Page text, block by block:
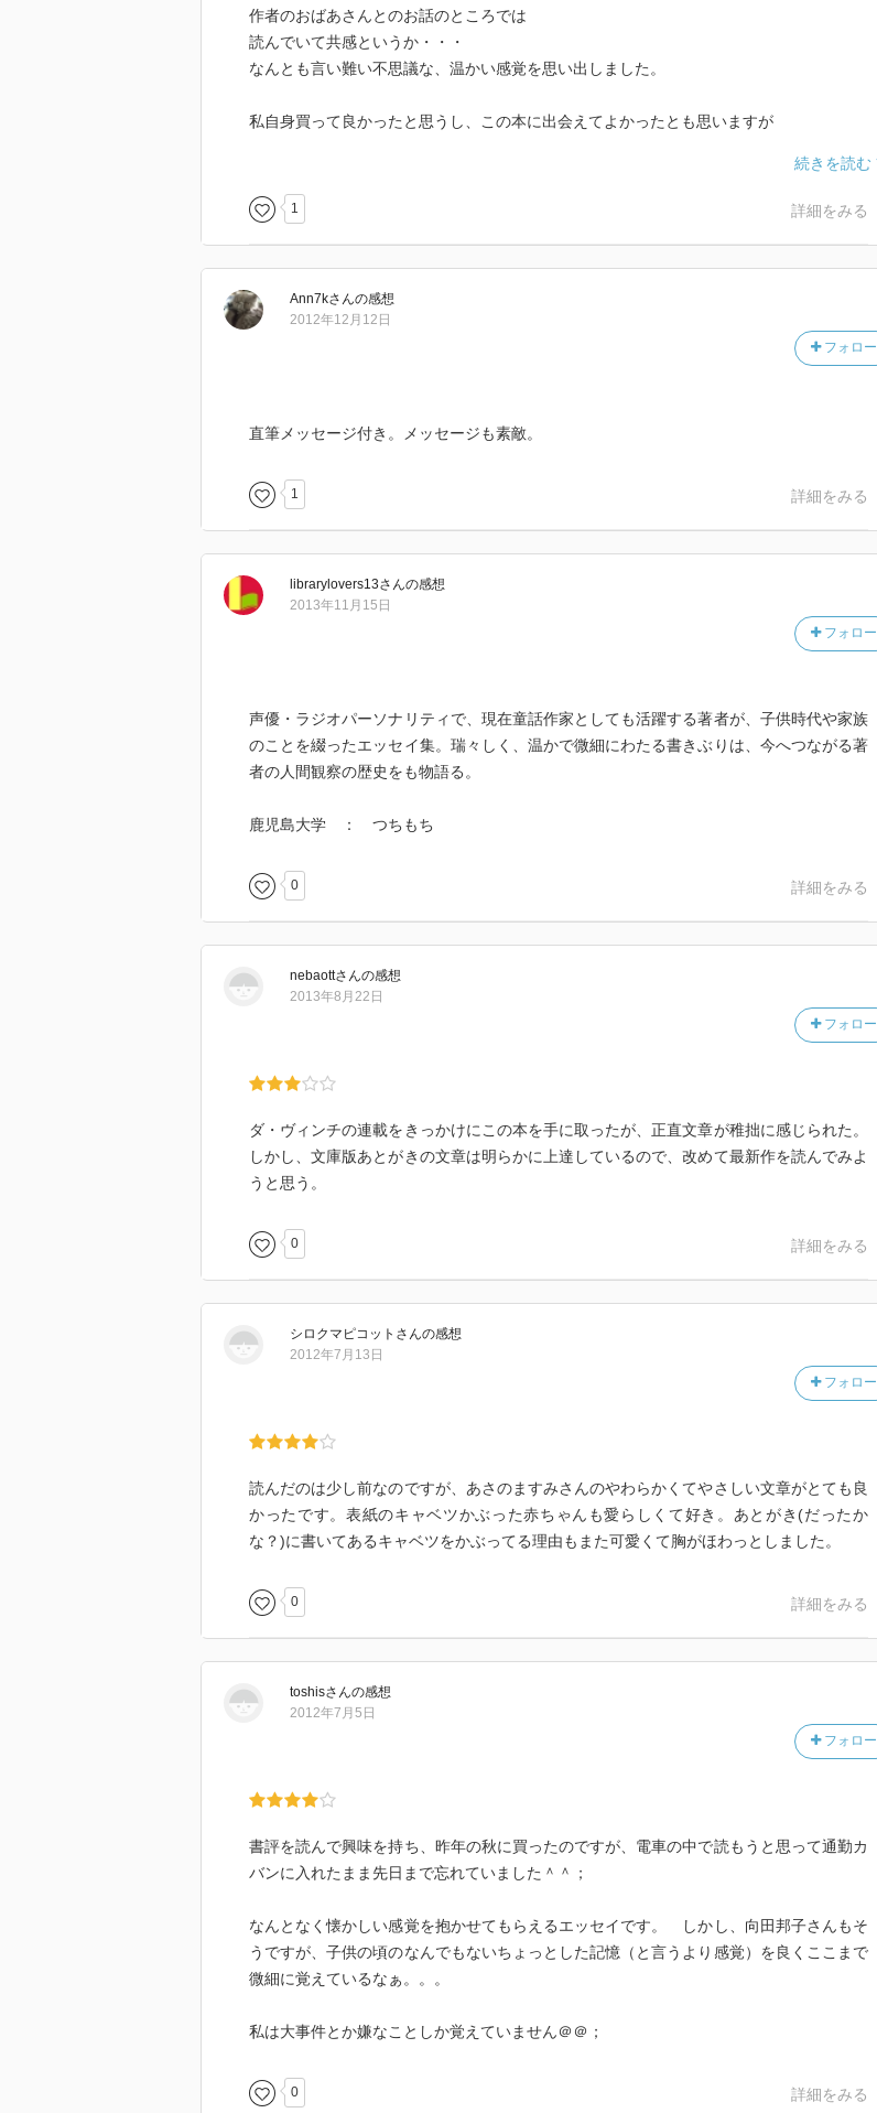
作者のおばあさんとのお話のところでは
読んでいて共感というか・・・
なんとも言い難い不思議な、温かい感覚を思い出しました。
私自身買って良かったと思うし、この本に出会えてよかったとも思いますが
一概にそうとは言えないですけど・・・。
1 詳細をみる
Ann7kさんの感想
フォロー
2012年12月12日
直筆メッセージ付き。メッセージも素敵。
1 詳細をみる
librarylovers13さんの感想
フォロー
2013年11月15日
声優・ラジオパーソナリティで、現在童話作家としても活躍する著者が、子供時代や家族
のことを綴ったエッセイ集。瑞々しく、温かで微細にわたる書きぶりは、今へつながる著
者の人間観察の歴史をも物語る。
鹿児島大学 ： つちもち
0 詳細をみる
nebaottさんの感想
フォロー
2013年8月22日
ダ・ヴィンチの連載をきっかけにこの本を手に取ったが、正直文章が稚拙に感じられた。
しかし、文庫版あとがきの文章は明らかに上達しているので、改めて最新作を読んでみよ
うと思う。
0 詳細をみる
シロクマピコット さんの感想
フォロー
2012年7月13日
読んだのは少し前なのですが、あさのますみさんのやわらかくてやさしい文章がとても良
かったです。表紙のキャベツかぶった赤ちゃんも愛らしくて好き。あとがき(だったか
な？)に書いてあるキャベツをかぶってる理由もまた可愛くて胸がほわっとしました。
0 詳細をみる
toshisさんの感想
フォロー
2012年7月5日
書評を読んで興味を持ち、昨年の秋に買ったのですが、電車の中で読もうと思って通勤カ
バンに入れたまま先日まで忘れていました＾＾；
なんとなく懐かしい感覚を抱かせてもらえるエッセイです。 しかし、向田邦子さんもそ
うですが、子供の頃のなんでもないちょっとした記憶（と言うより感覚）を良くここまで
微細に覚えているなぁ。。。
私は大事件とか嫌なことしか覚えていません＠＠；
0 詳細をみる